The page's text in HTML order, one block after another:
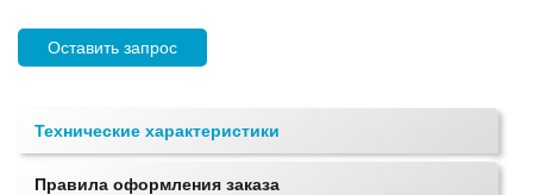
Оставить запрос
Технические характеристики
Правила оформления заказа